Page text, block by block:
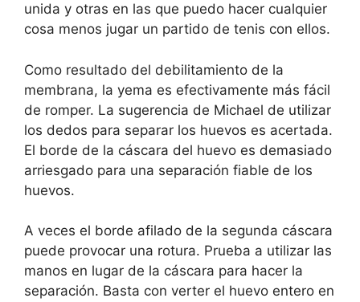
unida y otras en las que puedo hacer cualquier
cosa menos jugar un partido de tenis con ellos.
Como resultado del debilitamiento de la
membrana, la yema es efectivamente más fácil
de romper. La sugerencia de Michael de utilizar
los dedos para separar los huevos es acertada.
El borde de la cáscara del huevo es demasiado
arriesgado para una separación fiable de los
huevos.
A veces el borde afilado de la segunda cáscara
puede provocar una rotura. Prueba a utilizar las
manos en lugar de la cáscara para hacer la
separación. Basta con verter el huevo entero en